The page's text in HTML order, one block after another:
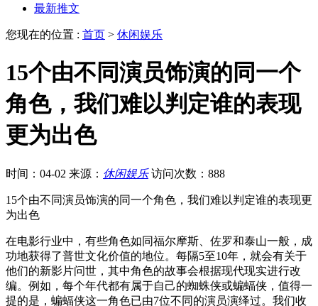
最新推文
您现在的位置 : 首页 > 休闲娱乐
15个由不同演员饰演的同一个
角色，我们难以判定谁的表现
更为出色
时间：04-02 来源： 休闲娱乐 访问次数：888
15个由不同演员饰演的同一个角色，我们难以判定谁的表现更
为出色
在电影行业中，有些角色如同福尔摩斯、佐罗和泰山一般，成
功地获得了普世文化价值的地位。每隔5至10年，就会有关于
他们的新影片问世，其中角色的故事会根据现代现实进行改
编。例如，每个年代都有属于自己的蜘蛛侠或蝙蝠侠，值得一
提的是，蝙蝠侠这一角色已由7位不同的演员演绎过。我们收